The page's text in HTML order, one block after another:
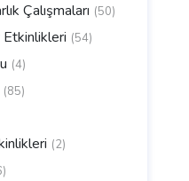
Çalışmaları (50)
(54)
(4)
(85)
(2)